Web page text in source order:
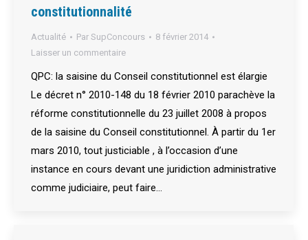
constitutionnalité
Actualité Par SupConcours
8 février 2014
Laisser un commentaire
QPC: la saisine du Conseil constitutionnel est élargie
Le décret n° 2010-148 du 18 février 2010 parachève la
réforme constitutionnelle du 23 juillet 2008 à propos
de la saisine du Conseil constitutionnel. À partir du 1er
mars 2010, tout justiciable , à l’occasion d’une
instance en cours devant une juridiction administrative
comme judiciaire, peut faire…